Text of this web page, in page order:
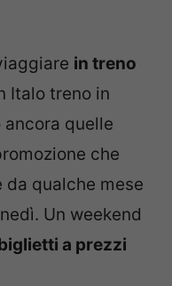
in treno
Italo treno in
quelle
che
da qualche mese
Un weekend
a prezzi